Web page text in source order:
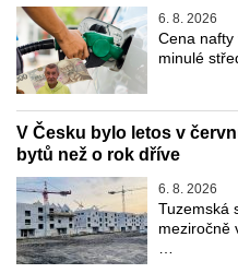
6. 8. 2026
Cena nafty
minulé
V Česku bylo letos v
bytů než o rok dříve
6. 8. 2026
Tuzemská
meziročně